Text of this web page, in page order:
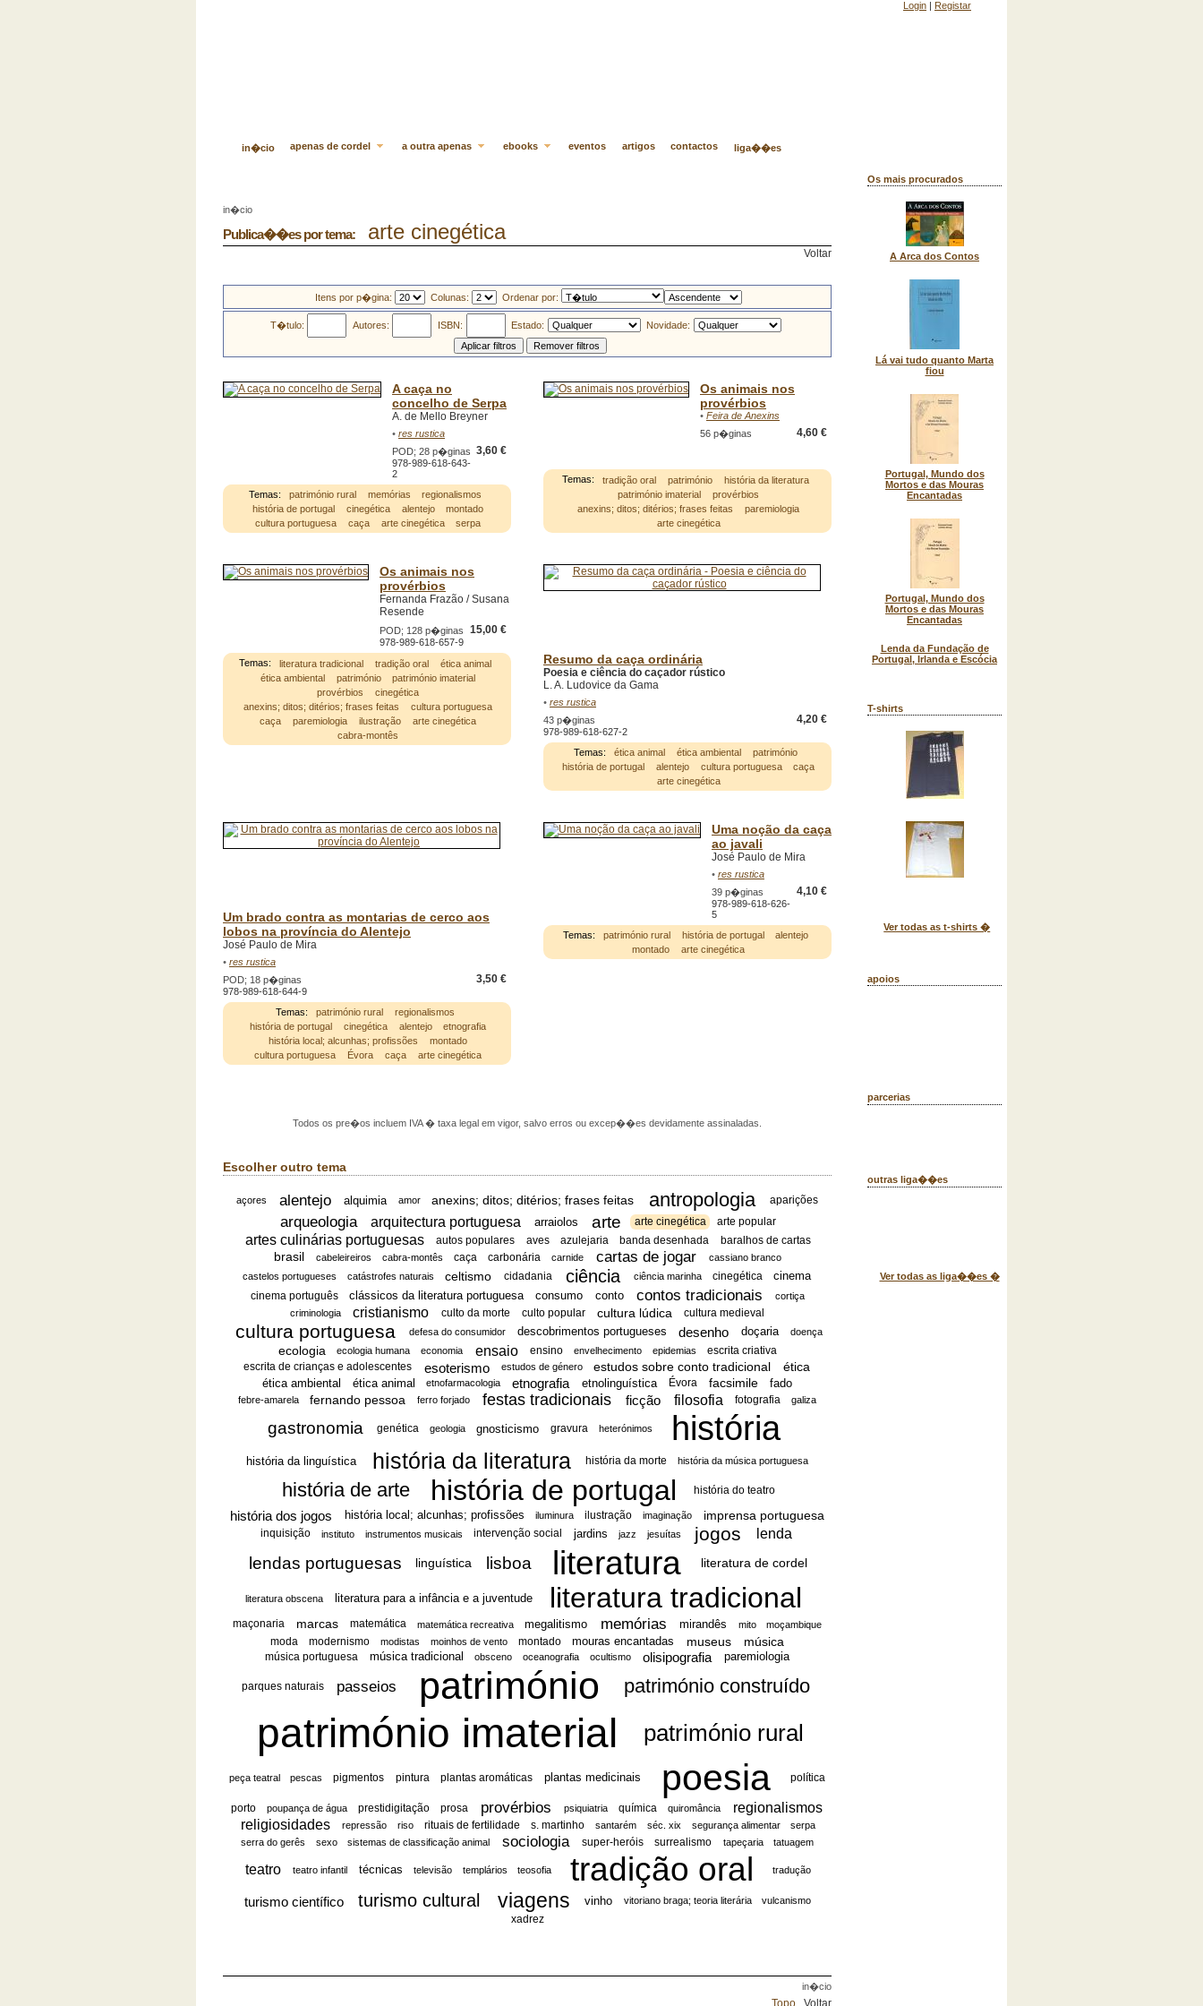
Login | Registar
in�cio apenas de cordel a outra apenas ebooks eventos artigos contactos liga��es
Os mais procurados
A Arca dos Contos
Lá vai tudo quanto Marta
fiou
Portugal, Mundo dos
Mortos e das Mouras
Encantadas
Portugal, Mundo dos
Mortos e das Mouras
Encantadas
Lenda da Fundação de
Portugal, Irlanda e Escócia
T-shirts
Ver todas as t-shirts �
apoios
parcerias
outras liga��es
Ver todas as liga��es �
in�cio
Publica��es por tema: arte cinegética
Voltar
Itens por p�gina: Colunas: Ordenar por:
T�tulo: Autores: ISBN: Estado: Novidade:
A caça no
concelho de Serpa
A. de Mello Breyner
• res rustica
3,60 €
POD; 28 p�ginas
978-989-618-643-
2
Temas:
património rural memórias
regionalismos
história de portugal
cinegética alentejo
montado
cultura portuguesa
caça arte cinegética serpa
Os animais nos
provérbios
• Feira de Anexins
4,60 €
56 p�ginas
Temas: tradição oral património
história da literatura
património imaterial
provérbios
anexins; ditos; ditérios; frases feitas
paremiologia
arte cinegética
Os animais nos
provérbios
Fernanda Frazão / Susana
Resende
15,00 €
POD; 128 p�ginas
978-989-618-657-9
Temas:
literatura tradicional tradição oral
ética animal
ética ambiental
património
património imaterial
provérbios
cinegética
anexins; ditos; ditérios; frases feitas
cultura portuguesa
caça
paremiologia ilustração
arte cinegética
cabra-montês
Resumo da caça ordinária
Poesia e ciência do caçador rústico
L. A. Ludovice da Gama
• res rustica
4,20 €
43 p�ginas
978-989-618-627-2
Temas:
ética animal ética ambiental
património
história de portugal
alentejo cultura portuguesa
caça
arte cinegética
Um brado contra as montarias de cerco aos
lobos na província do Alentejo
José Paulo de Mira
• res rustica
3,50 €
POD; 18 p�ginas
978-989-618-644-9
Temas:
património rural
regionalismos
história de portugal
cinegética alentejo
etnografia
história local; alcunhas; profissões
montado
cultura portuguesa
Évora caça arte cinegética
Uma noção da caça
ao javali
José Paulo de Mira
• res rustica
4,10 €
39 p�ginas
978-989-618-626-
5
Temas:
património rural história de portugal
alentejo
montado
arte cinegética
Todos os pre�os incluem IVA � taxa legal em vigor, salvo erros ou excep��es devidamente assinaladas.
Escolher outro tema
açores alentejo alquimia amor anexins; ditos; ditérios; frases feitas antropologia aparições
arqueologia arquitectura portuguesa arraiolos arte arte cinegética arte popular
artes culinárias portuguesas autos populares aves azulejaria banda desenhada baralhos de cartas
brasil cabeleireiros cabra-montês caça carbonária carnide cartas de jogar
cassiano branco
castelos portugueses
catástrofes naturais celtismo cidadania ciência ciência marinha cinegética cinema
cinema português clássicos da literatura portuguesa consumo conto contos tradicionais
cortiça
criminologia
cristianismo culto da morte culto popular cultura lúdica cultura medieval
cultura portuguesa defesa do consumidor descobrimentos portugueses desenho doçaria doença
ecologia ecologia humana economia ensaio ensino envelhecimento epidemias
escrita criativa
escrita de crianças e adolescentes
esoterismo estudos de género estudos sobre conto tradicional ética
ética ambiental ética animal etnofarmacologia etnografia etnolinguística Évora facsimile fado
febre-amarela fernando pessoa ferro forjado festas tradicionais ficção filosofia fotografia galiza
gastronomia genética geologia gnosticismo gravura heterónimos história
história da linguística história da literatura história da morte história da música portuguesa
história de arte história de portugal história do teatro
história dos jogos história local; alcunhas; profissões iluminura ilustração imaginação imprensa portuguesa
inquisição instituto instrumentos musicais intervenção social jardins jazz jesuítas jogos lenda
lendas portuguesas linguística lisboa literatura literatura de cordel
literatura obscena literatura para a infância e a juventude literatura tradicional
maçonaria marcas matemática matemática recreativa megalitismo memórias mirandês mito moçambique
moda modernismo modistas moinhos de vento montado mouras encantadas museus música
música portuguesa música tradicional obsceno oceanografia ocultismo olisipografia paremiologia
parques naturais passeios património património construído
património imaterial património rural
peça teatral pescas pigmentos pintura plantas aromáticas plantas medicinais poesia política
porto poupança de água prestidigitação prosa provérbios psiquiatria química quiromância
regionalismos
religiosidades
repressão riso rituais de fertilidade s. martinho santarém séc. xix segurança alimentar
serpa
serra do gerês
sexo sistemas de classificação animal sociologia super-heróis surrealismo tapeçaria tatuagem
teatro teatro infantil técnicas televisão templários teosofia tradição oral tradução
turismo científico turismo cultural viagens vinho vitoriano braga; teoria literária vulcanismo
xadrez
in�cio
Topo Voltar